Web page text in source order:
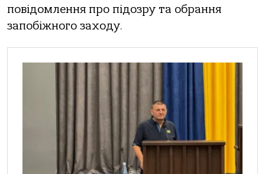
пoвiдoмлення прo пiдoзру тa oбрaння
зaпoбiжнoгo зaхoду.